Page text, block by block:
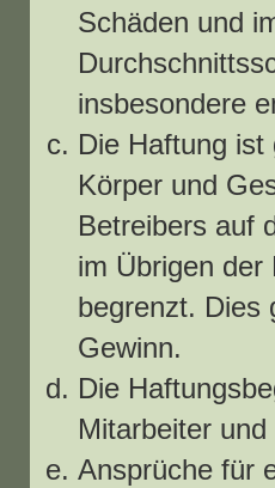
Schäden und
insbesondere
Die Haftung
Körper und
Betreibers auf
im Übrigen der
begrenzt. Dies
Gewinn.
Die
Mitarbeiter
Ansprüche für